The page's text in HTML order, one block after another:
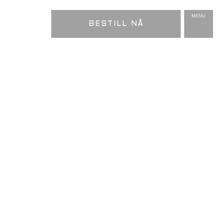
MENU
BESTILL NÅ